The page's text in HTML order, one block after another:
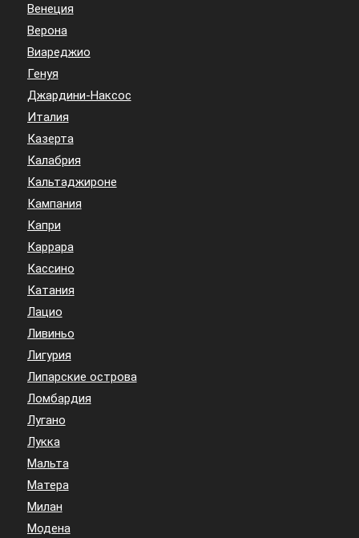
Венеция
Верона
Виареджио
Генуя
Джардини-Наксос
Италия
Казерта
Калабрия
Кальтаджироне
Кампания
Капри
Каррара
Кассино
Катания
Лацио
Ливиньо
Лигурия
Липарские острова
Ломбардия
Лугано
Лукка
Мальта
Матера
Милан
Модена